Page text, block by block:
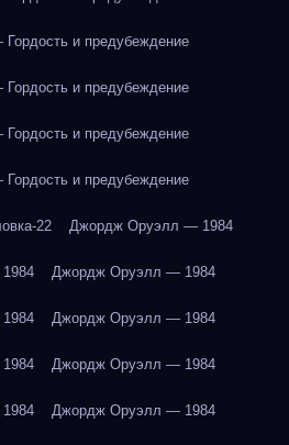
и предубеждение
и предубеждение
и предубеждение
и предубеждение
22 Джордж Оруэлл — 1984
Джордж Оруэлл — 1984
Джордж Оруэлл — 1984
Джордж Оруэлл — 1984
Джордж Оруэлл — 1984